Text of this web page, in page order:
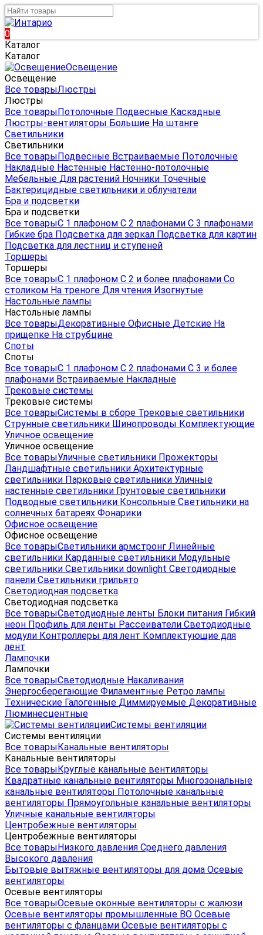
0
Каталог
Каталог
Освещение
Освещение
Все товарыЛюстры
Люстры
Все товарыПотолочные Подвесные Каскадные
Люстры-вентиляторы Большие На штанге
Светильники
Светильники
Все товарыПодвесные Встраиваемые Потолочные
Накладные Настенные Настенно-потолочные
Мебельные Для растений Ночники Точечные
Бактерицидные светильники и облучатели
Бра и подсветки
Бра и подсветки
Все товарыС 1 плафоном С 2 плафонами С 3 плафонами
Гибкие бра Подсветка для зеркал Подсветка для картин
Подсветка для лестниц и ступеней
Торшеры
Торшеры
Все товарыС 1 плафоном С 2 и более плафонами Со
столиком На треноге Для чтения Изогнутые
Настольные лампы
Настольные лампы
Все товарыДекоративные Офисные Детские На
прищепке На струбцине
Споты
Споты
Все товарыС 1 плафоном С 2 плафонами С 3 и более
плафонами Встраиваемые Накладные
Трековые системы
Трековые системы
Все товарыСистемы в сборе Трековые светильники
Струнные светильники Шинопроводы Комплектующие
Уличное освещение
Уличное освещение
Все товарыУличные светильники Прожекторы
Ландшафтные светильники Архитектурные
светильники Парковые светильники Уличные
настенные светильники Грунтовые светильники
Подводные светильники Консольные Светильники на
солнечных батареях Фонарики
Офисное освещение
Офисное освещение
Все товарыСветильники армстронг Линейные
светильники Карданные светильники Модульные
светильники Светильники downlight Светодиодные
панели Светильники грильято
Светодиодная подсветка
Светодиодная подсветка
Все товарыСветодиодные ленты Блоки питания Гибкий
неон Профиль для ленты Рассеиватели Светодиодные
модули Контроллеры для лент Комплектующие для
лент
Лампочки
Лампочки
Все товарыСветодиодные Накаливания
Энергосберегающие Филаментные Ретро лампы
Технические Галогенные Диммируемые Декоративные
Люминесцентные
Системы вентиляции
Системы вентиляции
Все товарыКанальные вентиляторы
Канальные вентиляторы
Все товарыКруглые канальные вентиляторы
Квадратные канальные вентиляторы Многозональные
канальные вентиляторы Потолочные канальные
вентиляторы Прямоугольные канальные вентиляторы
Уличные канальные вентиляторы
Центробежные вентиляторы
Центробежные вентиляторы
Все товарыНизкого давления Среднего давления
Высокого давления
Бытовые вытяжные вентиляторы для дома Осевые
вентиляторы
Осевые вентиляторы
Все товарыОсевые оконные вентиляторы с жалюзи
Осевые вентиляторы промышленные ВО Осевые
вентиляторы с фланцами Осевые вентиляторы с